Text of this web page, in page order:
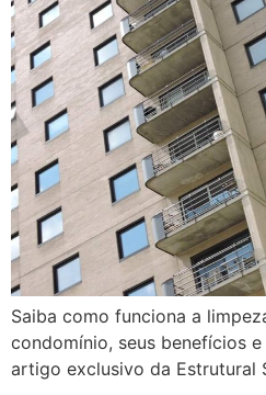
Saiba como funciona a
condomínio, seus benefícios
artigo exclusivo da Estrutural